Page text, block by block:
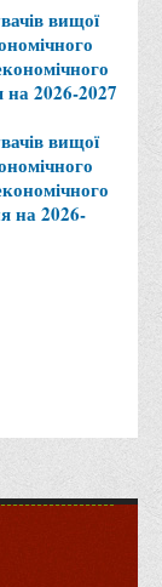
воєнного
вищої
на 2026-2027
вищої
на 2026-